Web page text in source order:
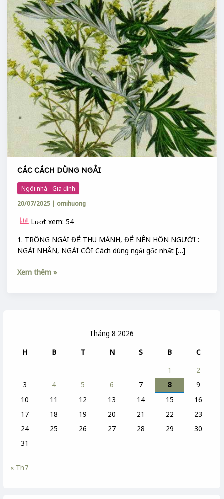
Tháng 8 2026
H
B T N S B
C
1
2
3
4 5 6 7 8
9
10
11 12 13 14 15
16
17
18 19 20 21 22
23
24
25 26 27 28 29
30
31
« Th7
CÁC CÁCH DÙNG NGẢI
Ngôi nhà - Gia đình
20/07/2025 | omihuong
Lượt xem: 54
1. TRỒNG NGẢI ĐỂ THU MẢNH, ĐỂ NÊN HỒN NGƯỜI :
NGẢI NHÂN, NGẢI CỘI Cách dùng ngải gốc nhất […]
Xem thêm »